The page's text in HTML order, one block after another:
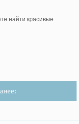
найти красивые